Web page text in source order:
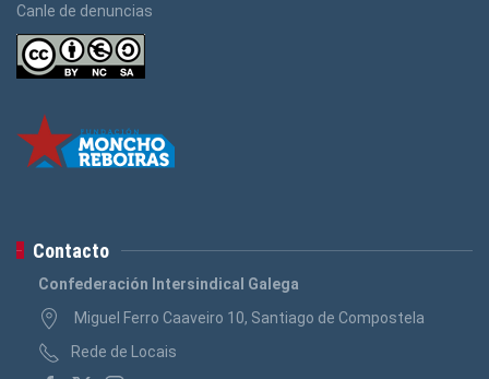
Canle de denuncias
Contacto
Confederación Intersindical Galega
Miguel Ferro Caaveiro 10, Santiago de Compostela
Rede de Locais